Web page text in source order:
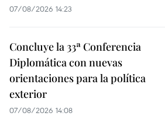
07/08/2026 14:23
Concluye la 33ª Conferencia
Diplomática con nuevas
orientaciones para la política
exterior
07/08/2026 14:08